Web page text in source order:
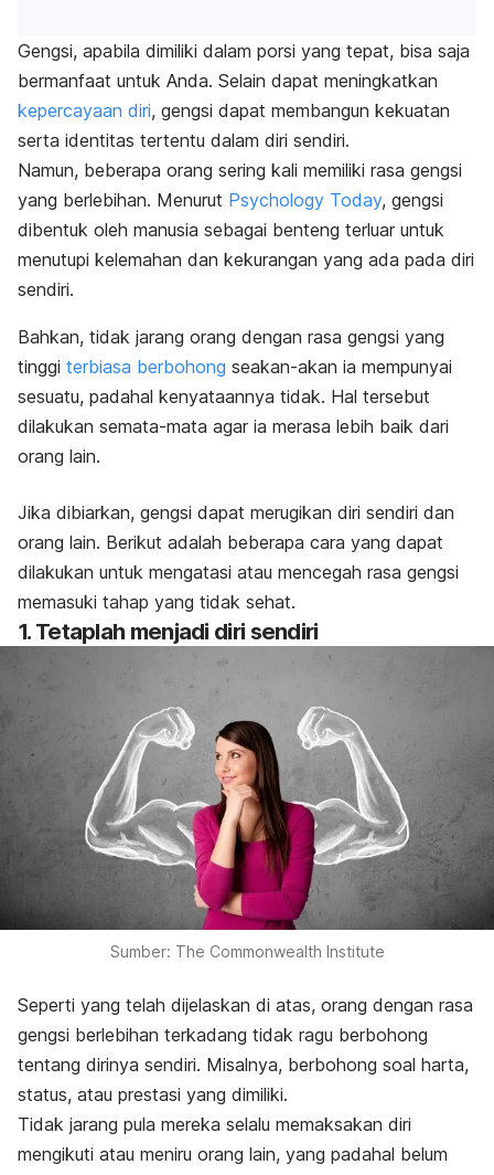
Gengsi, apabila dimiliki dalam porsi yang tepat, bisa saja
bermanfaat untuk Anda. Selain dapat meningkatkan
kepercayaan diri, gengsi dapat membangun kekuatan
serta identitas tertentu dalam diri sendiri.
Namun, beberapa orang sering kali memiliki rasa gengsi
yang berlebihan. Menurut Psychology Today, gengsi
dibentuk oleh manusia sebagai benteng terluar untuk
menutupi kelemahan dan kekurangan yang ada pada diri
sendiri.
Bahkan, tidak jarang orang dengan rasa gengsi yang
tinggi terbiasa berbohong seakan-akan ia mempunyai
sesuatu, padahal kenyataannya tidak. Hal tersebut
dilakukan semata-mata agar ia merasa lebih baik dari
orang lain.
Jika dibiarkan, gengsi dapat merugikan diri sendiri dan
orang lain. Berikut adalah beberapa cara yang dapat
dilakukan untuk mengatasi atau mencegah rasa gengsi
memasuki tahap yang tidak sehat.
1. Tetaplah menjadi diri sendiri
Sumber: The Commonwealth Institute
Seperti yang telah dijelaskan di atas, orang dengan rasa
gengsi berlebihan terkadang tidak ragu berbohong
tentang dirinya sendiri. Misalnya, berbohong soal harta,
status, atau prestasi yang dimiliki.
Tidak jarang pula mereka selalu memaksakan diri
mengikuti atau meniru orang lain, yang padahal belum